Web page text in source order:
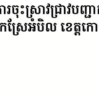
ចុះស្រាវជ្រាវ
ែអំបិល ខេត្តក